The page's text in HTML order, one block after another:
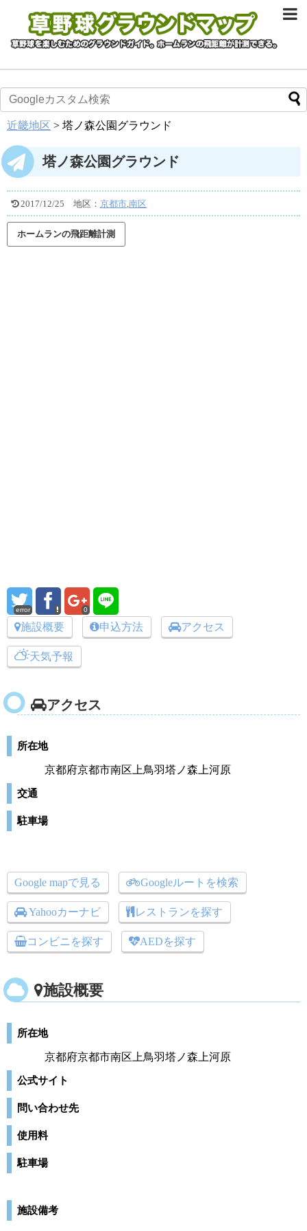
近畿地区 > 塔ノ森公園グラウンド
塔ノ森公園グラウンド
2017/12/25 地区： 京都市,南区
error 0
施設概要 申込方法 アクセス
天気予報
アクセス
所在地
京都府京都市南区上鳥羽塔ノ森上河原
交通
駐車場
Google mapで見る Googleルートを検索
Yahooカーナビ レストランを探す
コンビニを探す AEDを探す
施設概要
所在地
京都府京都市南区上鳥羽塔ノ森上河原
公式サイト
問い合わせ先
使用料
駐車場
施設備考